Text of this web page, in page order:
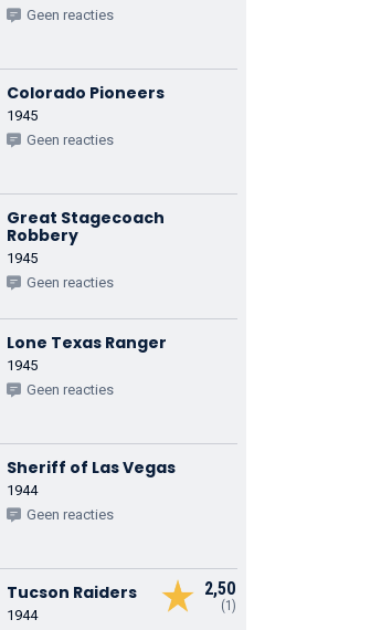
Geen reacties
Colorado Pioneers
1945
Geen reacties
Great Stagecoach
Robbery
1945
Geen reacties
Lone Texas Ranger
1945
Geen reacties
Sheriff of Las Vegas
1944
Geen reacties
2,50
(1)
Tucson Raiders
1944